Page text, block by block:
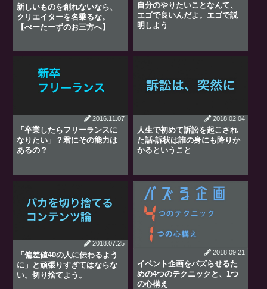
新しいものを創れないなら、
クリエイターを名乗るな。
【ぺーたーずのお三方へ】
自分のやりたいことなんて、
エゴで良いんだよ。エゴで説
明しよう
2016.11.07
「卒業したらフリーランスに
なりたい」？君にその能力は
あるの？
2018.02.04
人生で初めて訴訟を起こされ
た話-訴状は誰の身にも降りか
かるということ
2018.07.25
「偏差値40の人に伝わるよう
に」と頑張りすぎてはならな
い。切り捨てよう。
2018.09.21
イベント企画をバズらせるた
めの4つのテクニックと、1つ
の心構え